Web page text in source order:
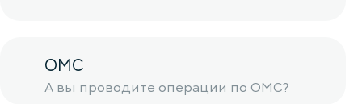
ОМС
А вы проводите операции по ОМС?